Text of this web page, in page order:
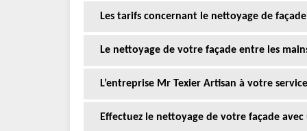
Les tarifs concernant le nettoyage de façade
Le nettoyage de votre façade entre les
L’entreprise Mr Texier Artisan à votre
Effectuez le nettoyage de votre façade